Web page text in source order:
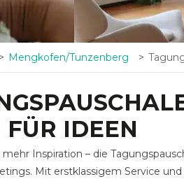
Mengkofen/Tunzenberg
FÜR IDEEN
Inspiration – die
Mit erstklassigem Service